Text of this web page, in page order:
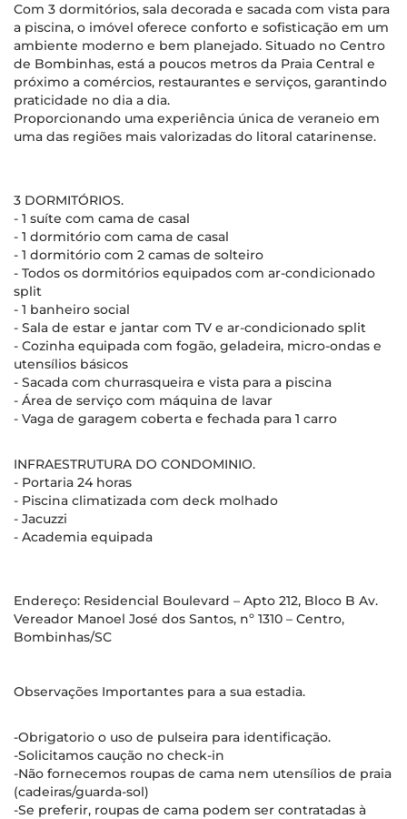
Com 3 dormitórios, sala decorada e sacada com vista para
a piscina, o imóvel oferece conforto e sofisticação em um
ambiente moderno e bem planejado. Situado no Centro
de Bombinhas, está a poucos metros da Praia Central e
próximo a comércios, restaurantes e serviços, garantindo
praticidade no dia a dia.
Proporcionando uma experiência única de veraneio em
uma das regiões mais valorizadas do litoral catarinense.
3 DORMITÓRIOS.
- 1 suíte com cama de casal
- 1 dormitório com cama de casal
- 1 dormitório com 2 camas de solteiro
- Todos os dormitórios equipados com ar-condicionado
split
- 1 banheiro social
- Sala de estar e jantar com TV e ar-condicionado split
- Cozinha equipada com fogão, geladeira, micro-ondas e
utensílios básicos
- Sacada com churrasqueira e vista para a piscina
- Área de serviço com máquina de lavar
- Vaga de garagem coberta e fechada para 1 carro
INFRAESTRUTURA DO CONDOMINIO.
- Portaria 24 horas
- Piscina climatizada com deck molhado
- Jacuzzi
- Academia equipada
Endereço: Residencial Boulevard – Apto 212, Bloco B Av.
Vereador Manoel José dos Santos, nº 1310 – Centro,
Bombinhas/SC
Observações Importantes para a sua estadia.
-Obrigatorio o uso de pulseira para identificação.
-Solicitamos caução no check-in
-Não fornecemos roupas de cama nem utensílios de praia
(cadeiras/guarda-sol)
-Se preferir, roupas de cama podem ser contratadas à